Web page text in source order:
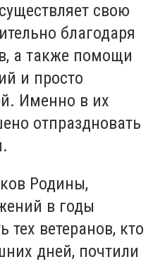
свою
благодаря
а также помощи
и просто
Именно в их
отпраздновать
Родины,
в годы
ветеранов, кто
дней, почтили